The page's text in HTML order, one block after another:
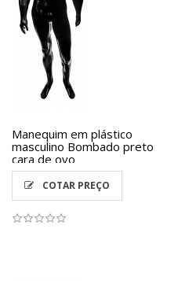
Manequim em plástico
masculino Bombado preto
cara de ovo
COTAR PREÇO